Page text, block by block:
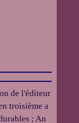
de l'éditeur
troisième a
; An